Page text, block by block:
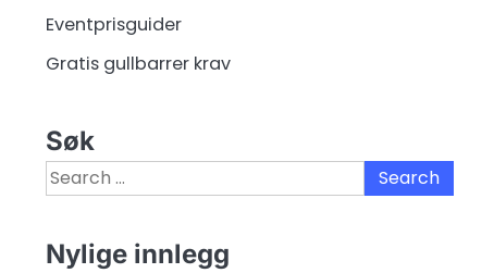
Eventprisguider
Gratis gullbarrer krav
Søk
Search
for:
Nylige innlegg